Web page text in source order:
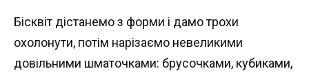
Бісквіт дістанемо з форми і дамо трохи
охолонути, потім нарізаємо невеликими
довільними шматочками: брусочками, кубиками,